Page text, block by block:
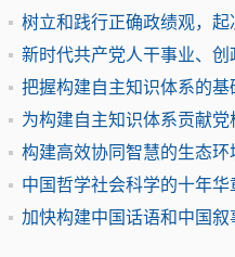
树立和践行正确政绩观，起
新时代共产党人干事业、创
把握构建自主知识体系的基
为构建自主知识体系贡献党
构建高效协同智慧的生态环
中国哲学社会科学的十年华
加快构建中国话语和中国叙